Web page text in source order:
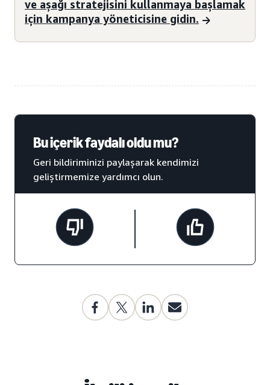
ve aşağı stratejisini kullanmaya başlamak
için kampanya yöneticisine gidin.
Bu içerik faydalı oldu mu?
Geri bildiriminizi paylaşarak kendimizi
geliştirmemize yardımcı olun.